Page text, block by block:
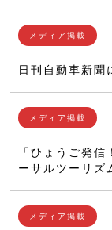
日刊自動車新聞
「ひょうご発
ーサルツーリズ